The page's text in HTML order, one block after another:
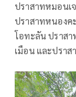
ปราสาทหมอนเ
ปราสาทหนองค
โอทะลัน ปราส
เมือน และปราส